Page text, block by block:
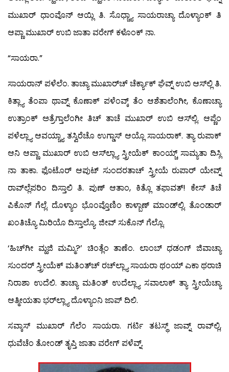
ಮುಖಾರ್ ಧಾಂವೊನ್ ಆಯ್ಲಿ ತಿ. ಸೊಧ್ಚ್ಯಾ ಸಾಯರಾಚ್ಯಾ ದೊಳ್ಯಾಂಕ್ ತಿ
ಆಪ್ಣಾ ಮುಖಾರ್ ಉಬಿ ಜಾತಾ ವರೇಗ್ ಕಳೊಂಕ್ ನಾ.
“ಸಾಯರಾ.”
ಸಾಯರಾನ್ ಪಳೆಲೆಂ. ತಾಚ್ಯಾ ಮುಖಾರ್‌ಚ್ ಚೆರ್ಕ್ಯಾಕ್ ಘೆವ್ನ್ ಉಬಿ ಆಸ್‍ಲ್ಲಿ ತಿ.
ಕಿತ್ಲ್ಯಾ ತೆಂಪಾ ಥಾವ್ನ್ ಕೊಣಾಕ್ ಪಳೆಂವ್ಕ್ ತೆಂ ಆಶೆತಾಲೆಂಗೀ, ಕೊಣಾಚ್ಯಾ
ಉತ್ರಾಂಕ್ ಅತ್ರೆಗ್ತಾಲೆಂಗೀ ತಿಚ್ ತಾಚೆ ಮುಖಾರ್ ಉಬಿ ಆಸ್‍ಲ್ಲಿ. ಆಪ್ಣೆಂ
ಪಳೆಲ್ಲ್ಯಾ ಆವಯ್ಚ್ಯಾ ತಸ್ವಿರೆಚೊ ಉಗ್ಡಾಸ್ ಆಯ್ಲೊ ಸಾಯರಾಕ್. ತ್ಯಾ ರುಪಾಕ್
ಆನಿ ಆಪ್ಣಾ ಮುಖಾರ್ ಉಬಿ ಆಸ್‍ಲ್ಲ್ಯಾ ಸ್ತ್ರೀಯೆಕ್ ಕಾಂಯ್ಚ್ ಸಾಮ್ಯತಾ ದಿಸ್ಲಿ
ನಾ ತಾಕಾ. ಫೊಟೊರ್ ಆಪುಟ್ ಸುಂದರತಾಚ್ ಸ್ತ್ರೀಯೆ ರುಪಾರ್ ಯೇವ್ನ್
ರಾವ್‍ಲ್ಲೆಪರಿಂ ದಿಸ್ತಾಲಿ ತಿ. ಪುಣ್ ಆತಾಂ, ಕಿತ್ಲೊ ತಫಾವತ್! ಕೇಸ್ ತಿಚೆ
ಪಿಕೊನ್ ಗೆಲ್ಲೆ. ದೊಳ್ಯಾಂ ಭೊಂವ್ತೊಣಿಂ ಕಾಳ್ಬಾಣ್ ಮಾಂಡ್‍ಲ್ಲಿ. ತೊಂಡಾರ್
ಖಂತಿಚ್ಯೊ ಮಿರಿಯೊ ದಿಸ್ತಾಲ್ಯೊ. ಜೀವ್ ಸುಕೊನ್ ಗೆಲ್ಲೊ.
‘ಹಿಚ್‍ಗೀ ಮ್ಹಜಿ ಮಮ್ಮಿ?’ ಚಿಂತ್ಲೆಂ ತಾಣೆಂ. ಲಾಂಬ್ ಧಡಂಗ್ ಜಿವಾಚ್ಯಾ
ಸುಂದರ್ ಸ್ತ್ರೀಯೆಕ್ ಮತಿಂತ್‍ಚ್ ರಚ್‍ಲ್ಲ್ಯಾ ಸಾಯರಾ ಥಂಯ್ ಎಕಾ ಥರಾಚಿ
ನಿರಾಶಾ ಉದೆಲಿ. ತಾಚ್ಯಾ ಮತಿಂತ್ ಉದೆಲ್ಲ್ಯಾ ಸವಾಲಾಕ್ ತ್ಯಾ ಸ್ತ್ರೀಯೆಚ್ಯಾ
ಆತ್ಮೀಯತಾ ಭರ್‌ಲ್ಲ್ಯಾ ದೊಳ್ಯಾಂನಿ ಜಾಪ್ ದಿಲಿ.
ಸವ್ಕಾಸ್ ಮುಖಾರ್ ಗೆಲೆಂ ಸಾಯರಾ. ಗರ್ಟಿ ತಟಸ್ಥ್ ಜಾವ್ನ್ ರಾವ್‍ಲ್ಲಿ,
ಧುವೆಚೆಂ ತೋಂಡ್ ತೃಪ್ತಿ ಜಾತಾ ವರೇಗ್ ಪಳೆವ್ನ್.